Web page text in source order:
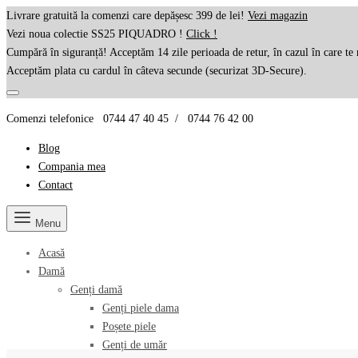
Livrare gratuită la comenzi care depășesc 399 de lei! Vezi magazin
Vezi noua colectie SS25 PIQUADRO ! Click !
Cumpără în siguranță! Acceptăm 14 zile perioada de retur, în cazul în care te
Acceptăm plata cu cardul în câteva secunde (securizat 3D-Secure).
Comenzi telefonice 0744 47 40 45 / 0744 76 42 00
Blog
Compania mea
Contact
Menu
Acasă
Damă
Genți damă
Genți piele dama
Poșete piele
Genți de umăr